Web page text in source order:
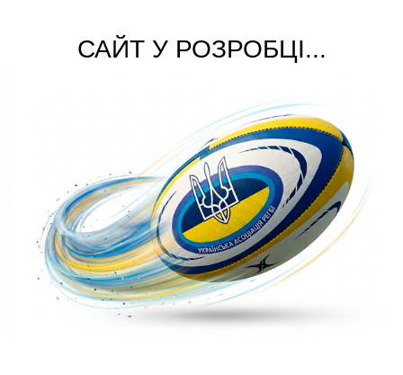
САЙТ У РОЗРОБЦІ...